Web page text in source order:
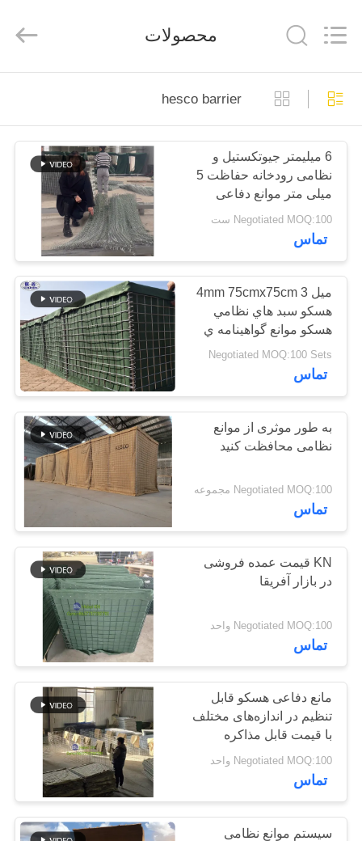
خانه
محصولات
درباره
بازدید
کارخانه
کنترل
کیفیت
تماس
بگیرید
اخبار
درخواست
قیمت
نقشه
سایت
حریم
خصوصی
Mesh
Co.,
محصولات
hesco barrier
6 میلیمتر جیوتکستیل و
نظامی رودخانه حفاظت 5
میلی متر موانع دفاعی
قیمت موانع
Negotiated MOQ:100 ست
تماس
ميل 3 4mm 75cmx75cm
هسکو سبد هاي نظامي
هسکو موانع گواهينامه ي
ISO
Negotiated MOQ:100 Sets
تماس
به طور موثری از موانع
نظامی محافظت کنید
Negotiated MOQ:100 مجموعه
تماس
KN قیمت عمده فروشی
در بازار آفریقا
Negotiated MOQ:100 واحد
تماس
مانع دفاعی هسکو قابل
تنظیم در اندازه‌های مختلف
با قیمت قابل مذاکره
Negotiated MOQ:100 واحد
تماس
سیستم موانع نظامی